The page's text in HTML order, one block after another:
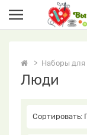
Наборы
Люди
Сортировать: